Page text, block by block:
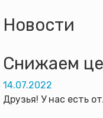
Новости
Снижаем
14.07.2022
Друзья! У нас есть